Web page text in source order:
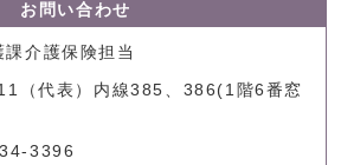
お問い合わせ
介護保険担当
（代表）内線385、386(1階6番窓
3396